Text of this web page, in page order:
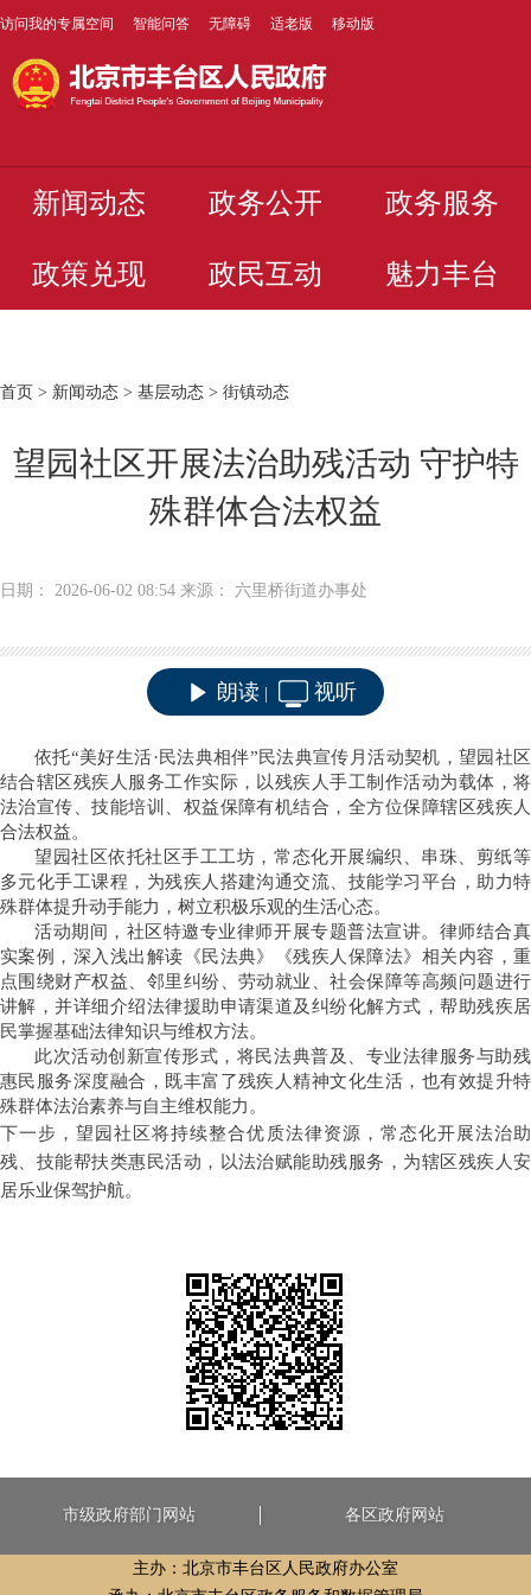
访问我的专属空间 智能问答 无障碍 适老版 移动版
新闻动态 政务公开 政务服务
政策兑现 政民互动 魅力丰台
首页 > 新闻动态 > 基层动态 > 街镇动态
望园社区开展法治助残活动 守护特
殊群体合法权益
日期： 2026-06-02 08:54 来源： 六里桥街道办事处
朗读 视听
依托“美好生活·民法典相伴”民法典宣传月活动契机，望园社区
结合辖区残疾人服务工作实际，以残疾人手工制作活动为载体，将
法治宣传、技能培训、权益保障有机结合，全方位保障辖区残疾人
合法权益。
望园社区依托社区手工工坊，常态化开展编织、串珠、剪纸等
多元化手工课程，为残疾人搭建沟通交流、技能学习平台，助力特
殊群体提升动手能力，树立积极乐观的生活心态。
活动期间，社区特邀专业律师开展专题普法宣讲。律师结合真
实案例，深入浅出解读《民法典》《残疾人保障法》相关内容，重
点围绕财产权益、邻里纠纷、劳动就业、社会保障等高频问题进行
讲解，并详细介绍法律援助申请渠道及纠纷化解方式，帮助残疾居
民掌握基础法律知识与维权方法。
此次活动创新宣传形式，将民法典普及、专业法律服务与助残
惠民服务深度融合，既丰富了残疾人精神文化生活，也有效提升特
殊群体法治素养与自主维权能力。
下一步，望园社区将持续整合优质法律资源，常态化开展法治助
残、技能帮扶类惠民活动，以法治赋能助残服务，为辖区残疾人安
居乐业保驾护航。
市级政府部门网站 各区政府网站
主办：北京市丰台区人民政府办公室